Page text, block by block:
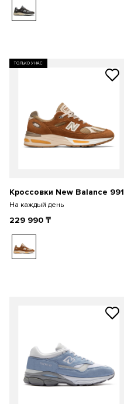
ТОЛЬКО У НАС
Кроссовки New Balance 991
На каждый день
229 990 ₸